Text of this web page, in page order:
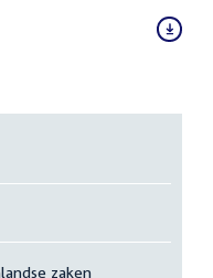
zaken